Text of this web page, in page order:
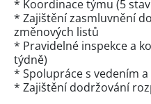
* Koordinace týmu (5
* Zajištění zasmluvnění
změnových listů
* Pravidelné inspekce a
týdně)
* Spolupráce s vedením
* Zajištění dodržování